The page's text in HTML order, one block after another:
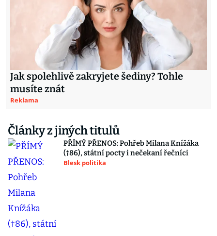
Jak spolehlivě zakryjete šediny? Tohle
musíte znát
Reklama
Články z jiných titulů
PŘÍMÝ PŘENOS: Pohřeb Milana Knížáka
(†86), státní pocty i nečekaní řečníci
Blesk politika